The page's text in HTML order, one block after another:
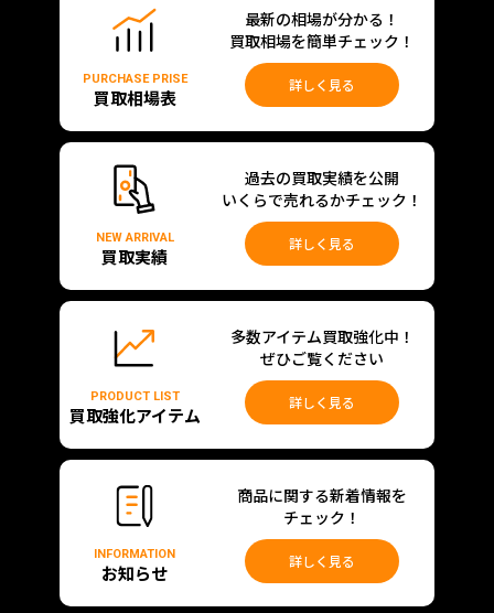
PURCHASE PRISE
買取相場表
最新の相場が分かる！
買取相場を簡単チェック！
詳しく見る
NEW ARRIVAL
買取実績
過去の買取実績を公開
いくらで売れるかチェック！
詳しく見る
PRODUCT LIST
買取強化アイテム
多数アイテム買取強化中！
ぜひご覧ください
詳しく見る
INFORMATION
お知らせ
商品に関する新着情報を
チェック！
詳しく見る